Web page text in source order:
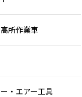
プ
ホー
所作業車
・エアー工具